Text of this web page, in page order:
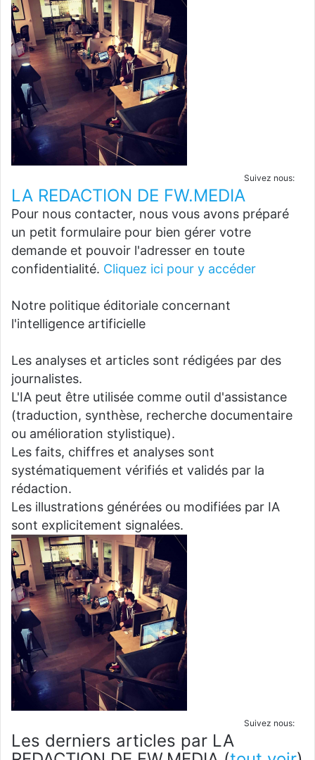
Suivez nous:
LA REDACTION DE FW.MEDIA
Pour nous contacter, nous vous avons préparé
un petit formulaire pour bien gérer votre
demande et pouvoir l'adresser en toute
confidentialité. Cliquez ici pour y accéder
Notre politique éditoriale concernant
l'intelligence artificielle
Les analyses et articles sont rédigées par des
journalistes.
L'IA peut être utilisée comme outil d'assistance
(traduction, synthèse, recherche documentaire
ou amélioration stylistique).
Les faits, chiffres et analyses sont
systématiquement vérifiés et validés par la
rédaction.
Les illustrations générées ou modifiées par IA
sont explicitement signalées.
Suivez nous:
Les derniers articles par LA